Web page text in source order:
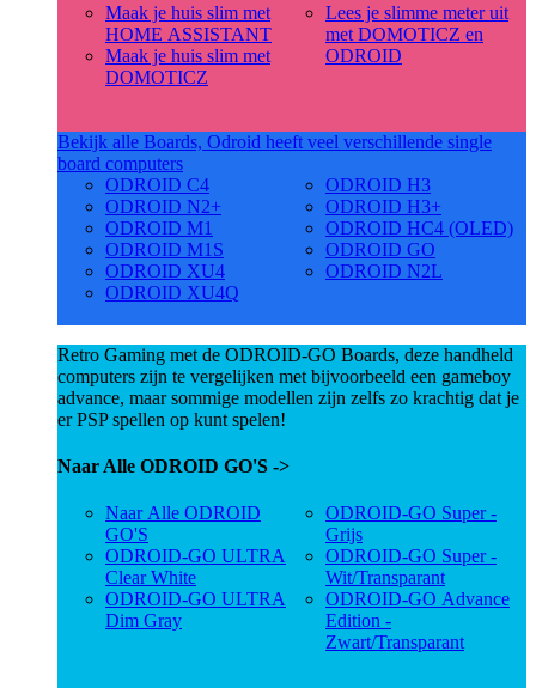
Maak je huis slim met
HOME ASSISTANT
Maak je huis slim met
DOMOTICZ
Lees je slimme meter uit
met DOMOTICZ en
ODROID
Bekijk alle Boards, Odroid heeft veel verschillende single
board computers
ODROID C4
ODROID N2+
ODROID M1
ODROID M1S
ODROID XU4
ODROID XU4Q
ODROID H3
ODROID H3+
ODROID HC4 (OLED)
ODROID GO
ODROID N2L
Retro Gaming met de ODROID-GO Boards, deze handheld
computers zijn te vergelijken met bijvoorbeeld een gameboy
advance, maar sommige modellen zijn zelfs zo krachtig dat je
er PSP spellen op kunt spelen!
Naar Alle ODROID GO'S ->
Naar Alle ODROID
GO'S
ODROID-GO ULTRA
Clear White
ODROID-GO ULTRA
Dim Gray
ODROID-GO Super -
Grijs
ODROID-GO Super -
Wit/Transparant
ODROID-GO Advance
Edition -
Zwart/Transparant